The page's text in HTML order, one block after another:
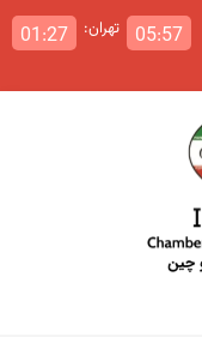
05:57 تهران: 01:27